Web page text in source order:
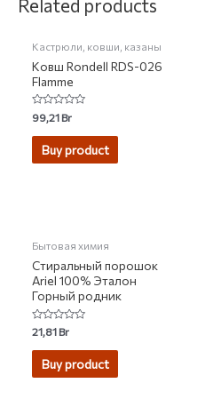
Related products
Кастрюли, ковши, казаны
Ковш Rondell RDS-026
Flamme
Rated
0
out
99,21Br
Buy product
Бытовая химия
Стиральный порошок
Ariel 100% Эталон
Горный родник
Rated
0
out
21,81Br
Buy product